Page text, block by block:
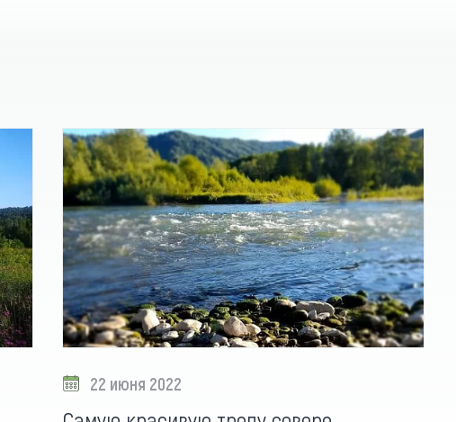
22 июня 2022